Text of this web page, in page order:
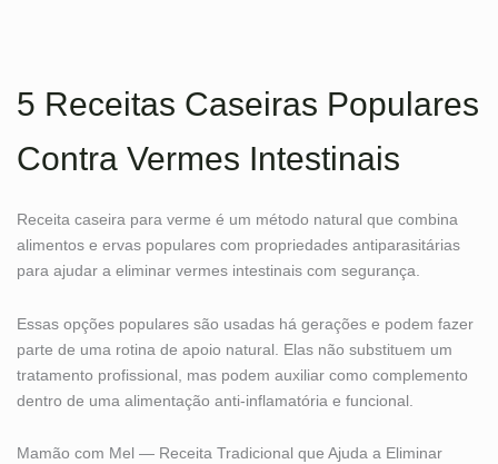
5 Receitas Caseiras Populares
Contra Vermes Intestinais
Receita caseira para verme é um método natural que combina
alimentos e ervas populares com propriedades antiparasitárias
para ajudar a eliminar vermes intestinais com segurança.
Essas opções populares são usadas há gerações e podem fazer
parte de uma rotina de apoio natural. Elas não substituem um
tratamento profissional, mas podem auxiliar como complemento
dentro de uma alimentação anti-inflamatória e funcional.
Mamão com Mel — Receita Tradicional que Ajuda a Eliminar